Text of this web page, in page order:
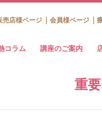
売店様ページ 会員様ページ
コラム 講座のご案内
重